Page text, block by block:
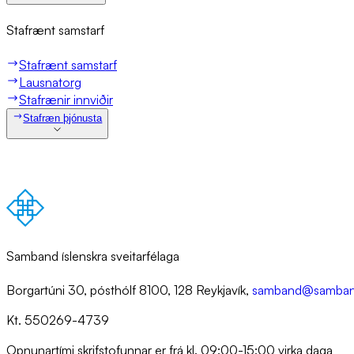
Sta­f­rænt sam­starf
Stafrænt samstarf
Lausnatorg
Stafrænir innviðir
Stafræn þjónusta
Samband íslenskra sveitarfélaga
Borgartúni 30, pósthólf 8100, 128 Reykjavík,
Kt. 550269-4739
Opnunartími skrifstofunnar er frá kl. 09:00-15:00 virka daga